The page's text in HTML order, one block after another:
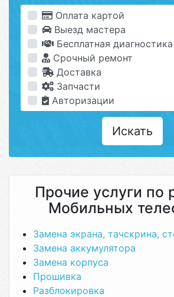
Оплата картой
Выезд мастера
Бесплатная диагностика
Срочный ремонт
Доставка
Запчасти
Авторизации
Искать
Прочие услуги по
Мобильных
Замена экрана, тачскрина,
Замена аккумулятора
Замена корпуса
Прошивка
Разблокировка